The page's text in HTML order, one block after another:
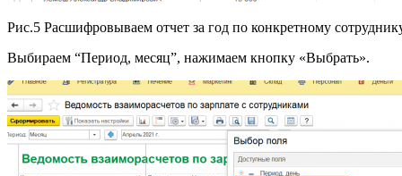
Рис.5 Расшифровываем отчет за год по конкретному
Выбираем “Период, месяц”, нажимаем кнопку «Выбрать».